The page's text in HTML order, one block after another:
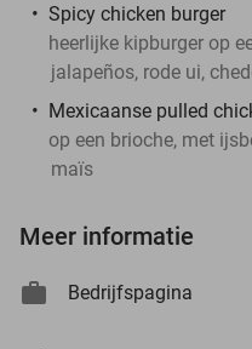
Spicy chicken burger
heerlijke kipburger op
jalapeños, rode ui,
Mexicaanse pulled
op een brioche, met
maïs
Meer informatie
Bedrijfspagina